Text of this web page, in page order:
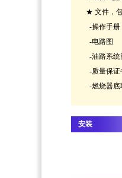
★ 文件，包
-操作手册
-电路图
-油路系统
-质量保证
-燃烧器
安装